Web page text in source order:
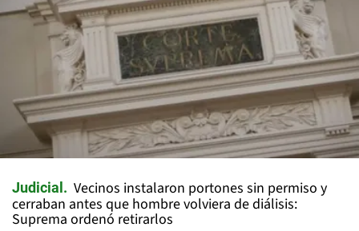
Judicial
Vecinos instalaron portones sin permiso y
cerraban antes que hombre volviera de diálisis:
Suprema ordenó retirarlos